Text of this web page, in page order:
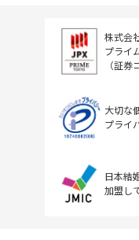
株式会
プライ
（証券
大切な
プライ
日本結
加盟し